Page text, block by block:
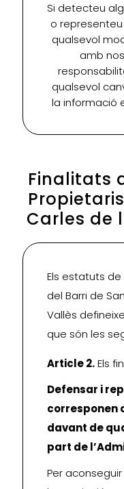
Si detecteu
o
qualsevol
amb
qualsevol
la informació
Finalitats
Carles de
Els estatuts
del Barri de
Vallès
que són les
Article 2.Els
Defensar i
corresponen
davant de
part de
Per